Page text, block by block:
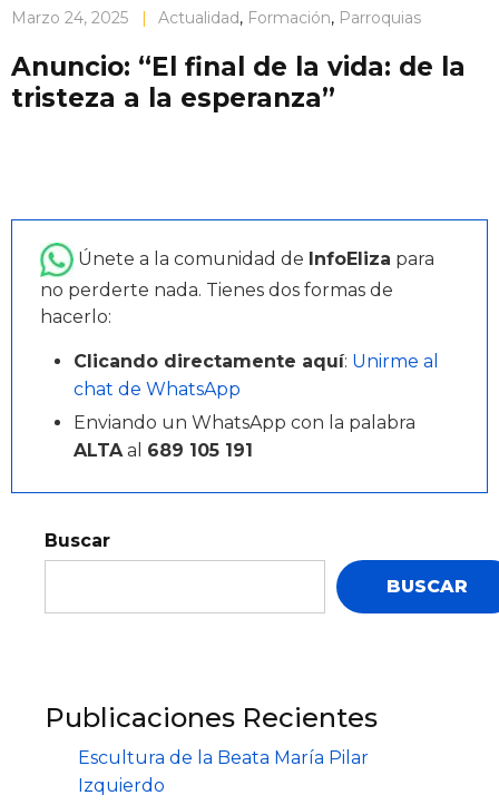
Marzo 24, 2025 | Actualidad, Formación, Parroquias
Anuncio: “El final de la vida: de la
tristeza a la esperanza”
Únete a la comunidad de InfoEliza para
no perderte nada. Tienes dos formas de
hacerlo:
Clicando directamente aquí: Unirme al
chat de WhatsApp
Enviando un WhatsApp con la palabra
ALTA al 689 105 191
Buscar
BUSCAR
Publicaciones Recientes
Escultura de la Beata María Pilar
Izquierdo